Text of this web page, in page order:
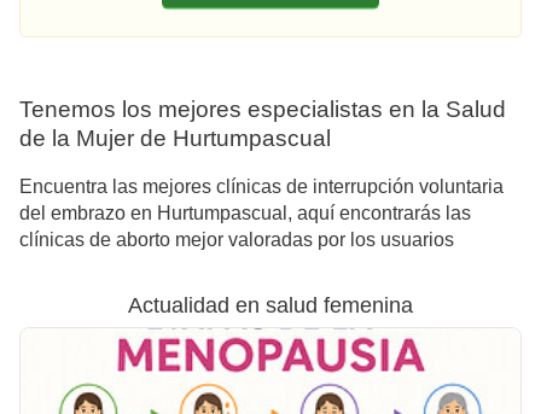
Tenemos los mejores especialistas en la Salud
de la Mujer de Hurtumpascual
Encuentra las mejores clínicas de interrupción voluntaria
del embrazo en Hurtumpascual, aquí encontrarás las
clínicas de aborto mejor valoradas por los usuarios
Actualidad en salud femenina